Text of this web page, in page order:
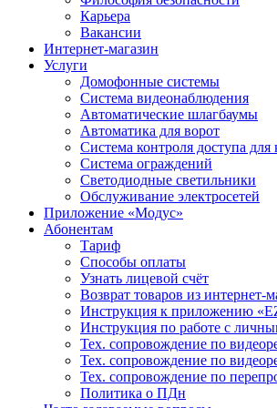
Карьера
Вакансии
Интернет-магазин
Услуги
Домофонные системы
Система видеонаблюдения
Автоматические шлагбаумы
Автоматика для ворот
Система контроля доступа для
Система ограждений
Светодиодные светильники
Обслуживание электросетей
Приложение «Модус»
Абонентам
Тариф
Способы оплаты
Узнать лицевой счёт
Возврат товаров из интернет-
Инструкция к приложению
Инструкция по работе с
Тех. сопровождение по
Тех. сопровождение по
Тех. сопровождение по
Политика о ПДн